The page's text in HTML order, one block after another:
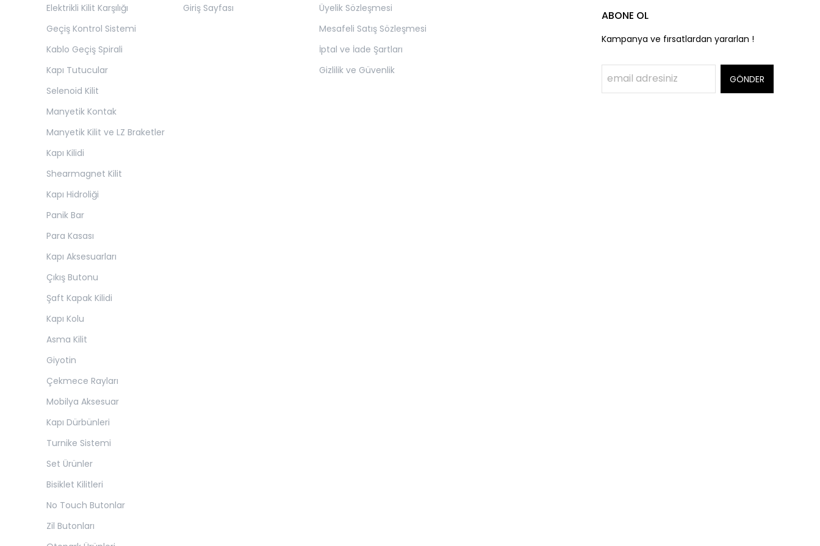
Elektrikli Kilit Karşılığı
Geçiş Kontrol Sistemi
Kablo Geçiş Spirali
Kapı Tutucular
Selenoid Kilit
Manyetik Kontak
Manyetik Kilit ve LZ Braketler
Kapı Kilidi
Shearmagnet Kilit
Kapı Hidroliği
Panik Bar
Para Kasası
Kapı Aksesuarları
Çıkış Butonu
Şaft Kapak Kilidi
Kapı Kolu
Asma Kilit
Giyotin
Çekmece Rayları
Mobilya Aksesuar
Kapı Dürbünleri
Turnike Sistemi
Set Ürünler
Bisiklet Kilitleri
No Touch Butonlar
Zil Butonları
Giriş Sayfası
Üyelik Sözleşmesi
Mesafeli Satış Sözleşmesi
İptal ve İade Şartları
Gizlilik ve Güvenlik
ABONE OL
Kampanya ve fırsatlardan yararlan !
GÖNDER